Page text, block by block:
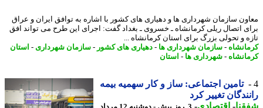
سازمان شهرداری ها و دهیاری های کشور با اشاره به توافق ایران و عراق
اتصال ریلی کرمانشاه ـ خسروی ـ بغداد گفت: اجرای این طرح می تواند افق
و تحولی بزرگ برای استان کرمانشاه ...
-سازمان شهرداری ها - دهیاری های کشور-سازمان شهرداری- استان
-شهرداری ها - استان
تامین اجتماعی: ساز و کار سهمیه بیمه
تغییر کرد
-اقتصادی-